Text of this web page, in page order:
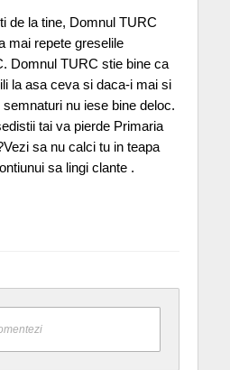
de la tine, Domnul TURC
mai repete greselile
Domnul TURC stie bine ca
la asa ceva si daca-i mai si
nu iese bine deloc.
tai va pierde Primaria
sa nu calci tu in teapa
sa lingi clante .